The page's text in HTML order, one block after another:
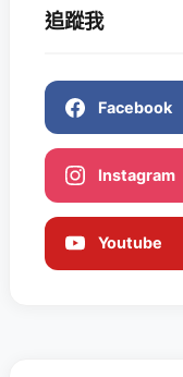
追蹤我
Facebook
Instagram
Youtube